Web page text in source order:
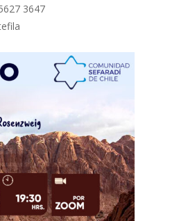
3647